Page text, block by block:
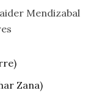
Mendizabal
Zana)